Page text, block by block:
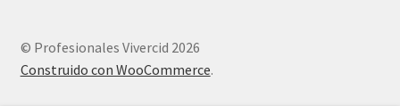
© Profesionales Vivercid 2026
Construido con WooCommerce.